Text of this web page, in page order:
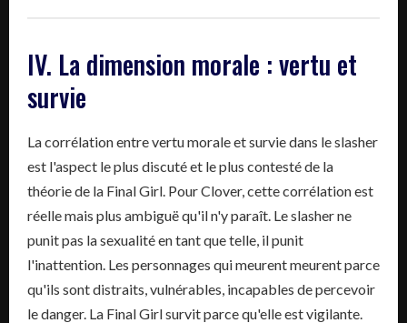
IV. La dimension morale : vertu et
survie
La corrélation entre vertu morale et survie dans le slasher
est l'aspect le plus discuté et le plus contesté de la
théorie de la Final Girl. Pour Clover, cette corrélation est
réelle mais plus ambiguë qu'il n'y paraît. Le slasher ne
punit pas la sexualité en tant que telle, il punit
l'inattention. Les personnages qui meurent meurent parce
qu'ils sont distraits, vulnérables, incapables de percevoir
le danger. La Final Girl survit parce qu'elle est vigilante.